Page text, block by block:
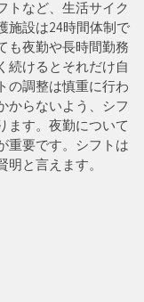
トなど、生活サイク
施設は24時間体制で
も夜勤や長時間勤務
続けるとそれだけ自
の調整は慎重に行わ
からないよう、シフ
ます。夜勤について
重要です。シフトは
と言えます。